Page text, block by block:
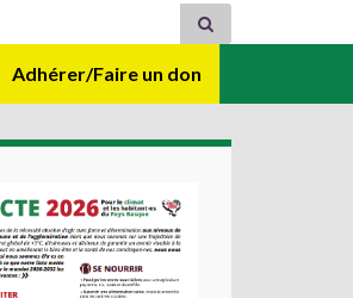
Adhérer/Faire un don